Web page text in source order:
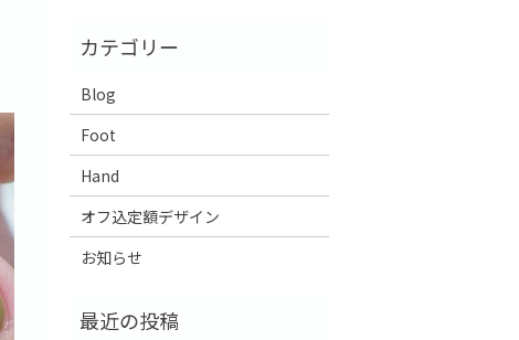
Blog
Foot
Hand
オフ込定額デザイン
お知らせ